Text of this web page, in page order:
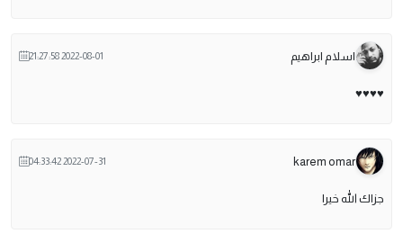
اسلام ابراهيم 2022-08-01 21:27:58
♥️♥️♥️♥️
karem omar
2022-07-31 04:33:42
جزاك الله خيرا